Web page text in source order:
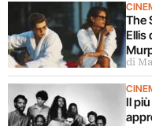
The
Ellis
di
Il